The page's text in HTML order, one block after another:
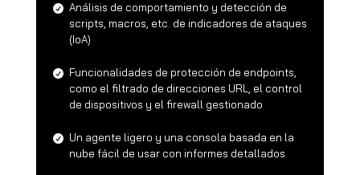
Análisis de comportamiento y detección de
scripts, macros, etc. de indicadores de ataques
(IoA)
Funcionalidades de protección de endpoints,
como el filtrado de direcciones URL, el control
de dispositivos y el firewall gestionado
Un agente ligero y una consola basada en la
nube fácil de usar con informes detallados